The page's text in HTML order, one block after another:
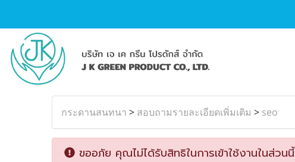
กระดานสนทนา > สอบถามรายละเอียดเพิ่มเติม > seo
ขออภัย คุณไม่ได้รับสิทธิในการเข้าใช้งานในส่วนนี้